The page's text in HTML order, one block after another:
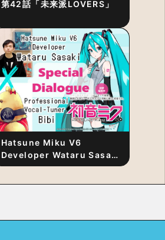
第42話「未来派LOVERS」
Hatsune Miku V6
Developer Wataru Sasaki
× Professional Vocal-